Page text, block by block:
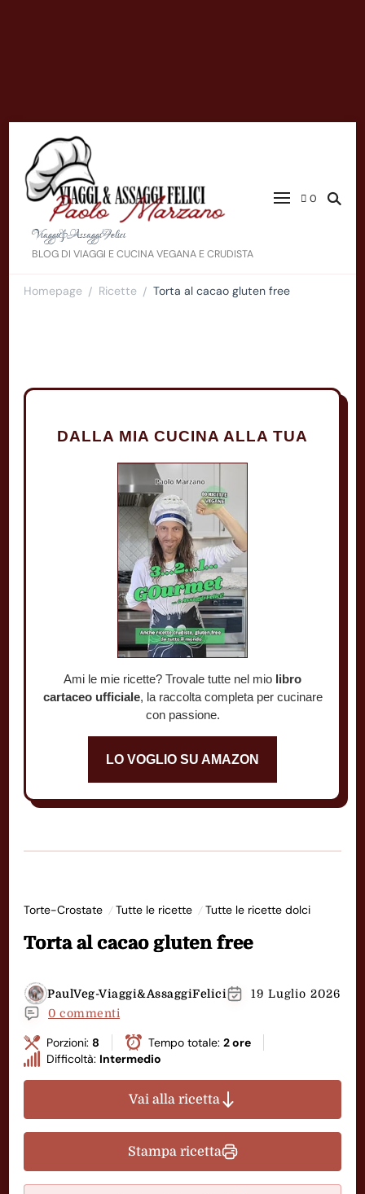
Viaggi&AssaggiFelici
BLOG DI VIAGGI E CUCINA VEGANA E CRUDISTA
0
Homepage / Ricette / Torta al cacao gluten free
DALLA MIA CUCINA ALLA TUA
Ami le mie ricette? Trovale tutte nel mio libro
cartaceo ufficiale, la raccolta completa per cucinare
con passione.
LO VOGLIO SU AMAZON
Torte-Crostate Tutte le ricette Tutte le ricette dolci
Torta al cacao gluten free
PaulVeg-Viaggi&AssaggiFelici
19 Luglio 2026
0 commenti
Porzioni: 8 Tempo totale: 2 ore
Difficoltà: Intermedio
Vai alla ricetta
Stampa ricetta